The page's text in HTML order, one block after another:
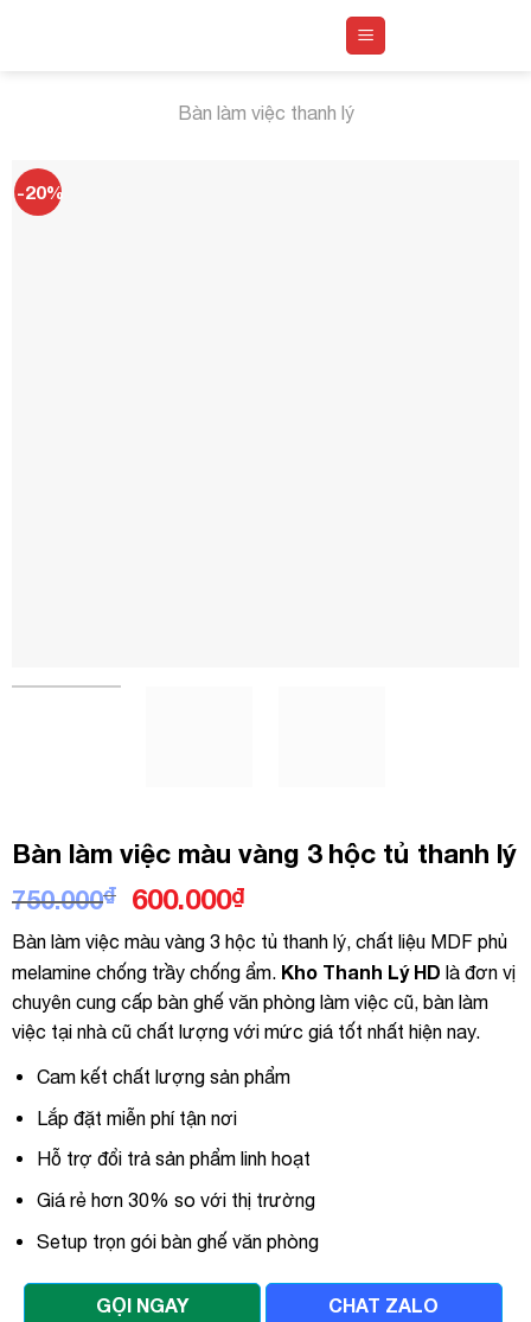
Bàn làm việc thanh lý
-20%
Bàn làm việc màu vàng 3 hộc tủ thanh lý
750.000₫
Giá
gốc
là:
750.000₫.
600.000₫Giá
hiện
tại
là:
600.000₫.
Bàn làm việc màu vàng 3 hộc tủ thanh lý, chất liệu MDF phủ
melamine chống trầy chống ẩm. Kho Thanh Lý HD là đơn vị
chuyên cung cấp bàn ghế văn phòng làm việc cũ, bàn làm
việc tại nhà cũ chất lượng với mức giá tốt nhất hiện nay.
Cam kết chất lượng sản phẩm
Lắp đặt miễn phí tận nơi
Hỗ trợ đổi trả sản phẩm linh hoạt
Giá rẻ hơn 30% so với thị trường
Setup trọn gói bàn ghế văn phòng
GỌI NGAY CHAT ZALO